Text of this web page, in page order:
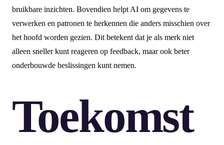
bruikbare inzichten. Bovendien helpt AI om gegevens te
verwerken en patronen te herkennen die anders misschien over
het hoofd worden gezien. Dit betekent dat je als merk niet
alleen sneller kunt reageren op feedback, maar ook beter
onderbouwde beslissingen kunt nemen.
Toekomst